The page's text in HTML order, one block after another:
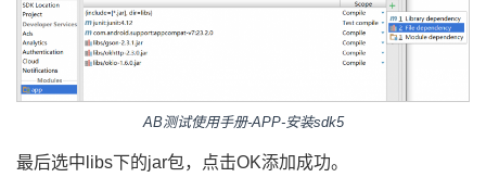
AB测试使用手册-APP-安装sdk5
最后选中libs下的jar包，点击OK添加成功。